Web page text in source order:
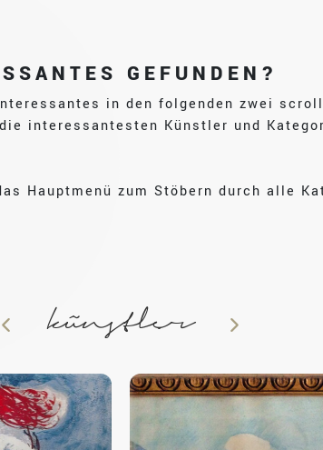
GEFUNDEN?
in den folgenden zwei
interessantesten Künstler und
Hauptmenü zum Stöbern durch alle
künstler